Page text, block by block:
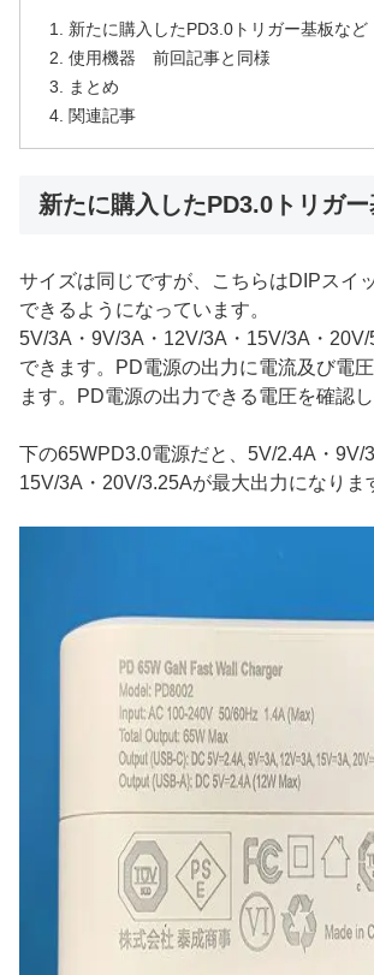
新たに購入したPD3.0トリガー基板など
使用機器 前回記事と同様
まとめ
関連記事
新たに購入したPD3.0トリガ
サイズは同じですが、こちらはDIPスイ
できるようになっています。
5V/3A・9V/3A・12V/3A・15V/3A・
できます。PD電源の出力に電流及び電
ます。PD電源の出力できる電圧を確認し
下の65WPD3.0電源だと、5V/2.4A・9V/
15V/3A・20V/3.25Aが最大出力になりま